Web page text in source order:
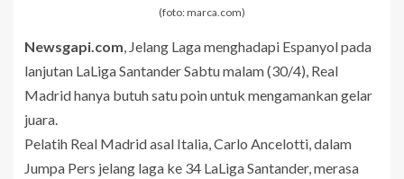
(foto: marca.com)
Newsgapi.com, Jelang Laga menghadapi Espanyol pada
lanjutan LaLiga Santander Sabtu malam (30/4), Real
Madrid hanya butuh satu poin untuk mengamankan gelar
juara.
Pelatih Real Madrid asal Italia, Carlo Ancelotti, dalam
Jumpa Pers jelang laga ke 34 LaLiga Santander, merasa